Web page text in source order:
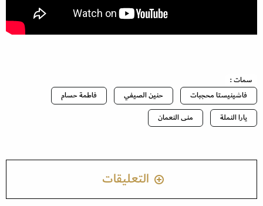
سمات :
فاشينيستا محجبات
حنين الصيفي
فاطمة حسام
يارا النملة
منى النعمان
التعليقات